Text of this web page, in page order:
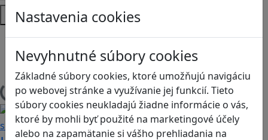
Nastavenia cookies
Nevyhnutné súbory cookies
Základné súbory cookies, ktoré umožňujú navigáciu
po webovej stránke a využívanie jej funkcií. Tieto
súbory cookies neukladajú žiadne informácie o vás,
ktoré by mohli byť použité na marketingové účely
alebo na zapamätanie si vášho prehliadania na
Platformy
Android
Herná konzola
Stolové, kartové
Načítam blogy